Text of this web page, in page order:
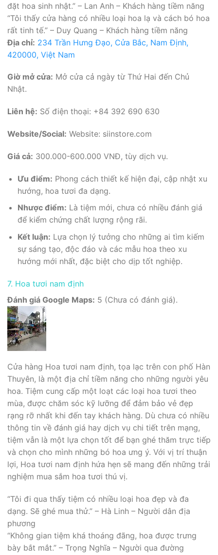
đặt hoa sinh nhật.” – Lan Anh – Khách hàng tiềm năng
“Tôi thấy cửa hàng có nhiều loại hoa lạ và cách bó hoa
rất tinh tế.” – Duy Quang – Khách hàng tiềm năng
Địa chỉ: 234 Trần Hưng Đạo, Cửa Bắc, Nam Định,
420000, Việt Nam
Giờ mở cửa: Mở cửa cả ngày từ Thứ Hai đến Chủ
Nhật.
Liên hệ: Số điện thoại: +84 392 690 630
Website/Social: Website: siinstore.com
Giá cả: 300.000-600.000 VNĐ, tùy dịch vụ.
Ưu điểm: Phong cách thiết kế hiện đại, cập nhật xu
hướng, hoa tươi đa dạng.
Nhược điểm: Là tiệm mới, chưa có nhiều đánh giá
để kiểm chứng chất lượng rộng rãi.
Kết luận: Lựa chọn lý tưởng cho những ai tìm kiếm
sự sáng tạo, độc đáo và các mẫu hoa theo xu
hướng mới nhất, đặc biệt cho dịp tốt nghiệp.
7. Hoa tươi nam định
Đánh giá Google Maps: 5 (Chưa có đánh giá).
Cửa hàng Hoa tươi nam định, tọa lạc trên con phố Hàn
Thuyên, là một địa chỉ tiềm năng cho những người yêu
hoa. Tiệm cung cấp một loạt các loại hoa tươi theo
mùa, được chăm sóc kỹ lưỡng để đảm bảo vẻ đẹp
rạng rỡ nhất khi đến tay khách hàng. Dù chưa có nhiều
thông tin về đánh giá hay dịch vụ chi tiết trên mạng,
tiệm vẫn là một lựa chọn tốt để bạn ghé thăm trực tiếp
và chọn cho mình những bó hoa ưng ý. Với vị trí thuận
lợi, Hoa tươi nam định hứa hẹn sẽ mang đến những trải
nghiệm mua sắm hoa tươi thú vị.
“Tôi đi qua thấy tiệm có nhiều loại hoa đẹp và đa
dạng. Sẽ ghé mua thử.” – Hà Linh – Người dân địa
phương
“Không gian tiệm khá thoáng đãng, hoa được trưng
bày bắt mắt.” – Trọng Nghĩa – Người qua đường